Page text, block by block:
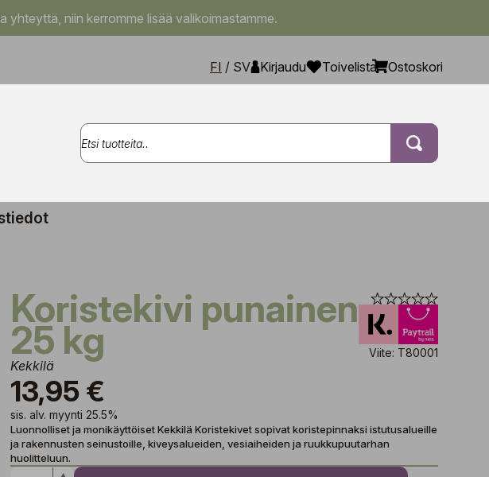
yhteyttä, niin kerromme lisää valikoimastamme.
FI / SV Kirjaudu Toivelista Ostoskori
Koristekivi punainen
25 kg
Kekkilä
13,95 €
sis. alv. myynti 25.5%
Viite: T80001
Luonnolliset ja monikäyttöiset Kekkilä Koristekivet sopivat koristepinnaksi istutusalueille
ja rakennusten seinustoille, kiveysalueiden, vesiaiheiden ja ruukkupuutarhan
huolitteluun.